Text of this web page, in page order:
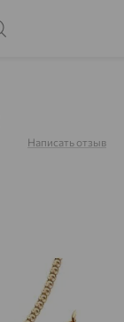
Написать отзыв